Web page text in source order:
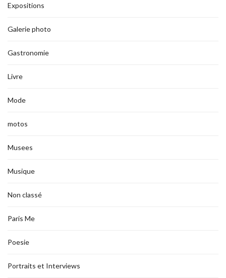
Expositions
Galerie photo
Gastronomie
Livre
Mode
motos
Musees
Musique
Non classé
Paris Me
Poesie
Portraits et Interviews